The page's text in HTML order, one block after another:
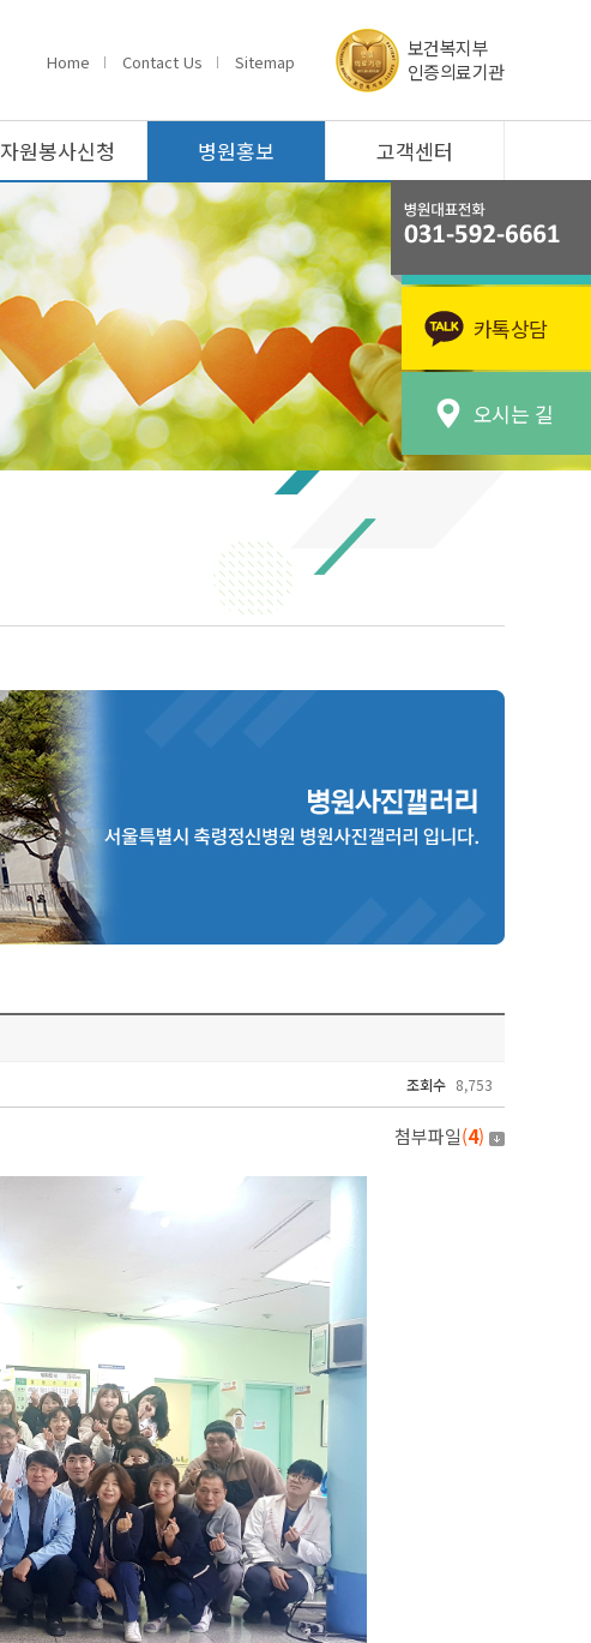
Home Contact Us Sitemap
보건복지부
인증의료기관
자원봉사신청 병원홍보 고객센터
조회수 8,753
첨부파일(4)
카톡상담
오시는 길